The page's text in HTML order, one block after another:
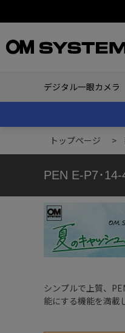
デジタル一眼カメラ
トップページ >
PEN E-P7･
シンプルで上質、
能にする機能を満載